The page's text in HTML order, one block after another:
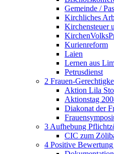
Gemeinde /
Kirchliches
Kirchensteuer
Kurienreform
Laien
Lernen aus
Petrusdienst
2 Frauen-
Aktion Lila
Aktionstag
Diakonat der
3 Aufhebung
CIC zum
4 Positive